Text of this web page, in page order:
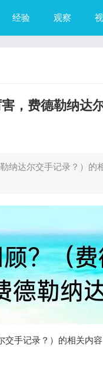
经验 观察
，费德勒纳达
纳达尔交手记录？）的
手记录？）的相关内